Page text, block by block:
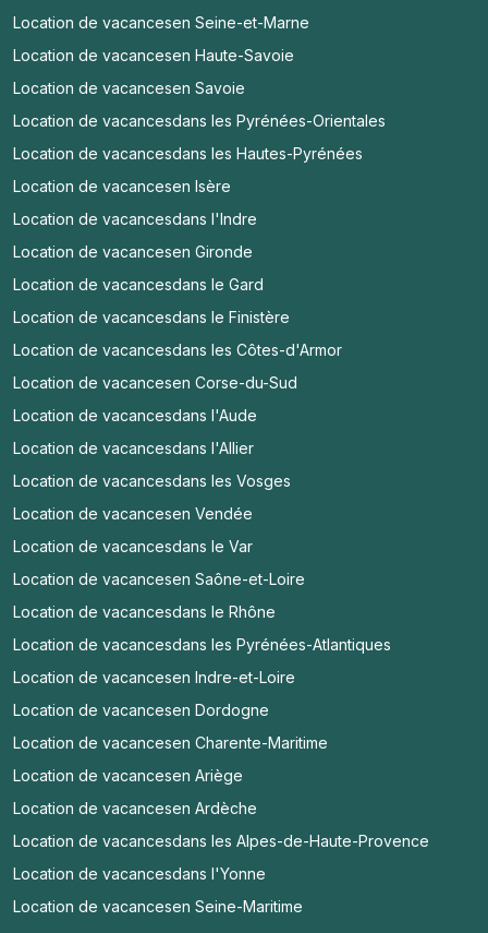
Location de vacancesen Seine-et-Marne
Location de vacancesen Haute-Savoie
Location de vacancesen Savoie
Location de vacancesdans les Pyrénées-Orientales
Location de vacancesdans les Hautes-Pyrénées
Location de vacancesen Isère
Location de vacancesdans l'Indre
Location de vacancesen Gironde
Location de vacancesdans le Gard
Location de vacancesdans le Finistère
Location de vacancesdans les Côtes-d'Armor
Location de vacancesen Corse-du-Sud
Location de vacancesdans l'Aude
Location de vacancesdans l'Allier
Location de vacancesdans les Vosges
Location de vacancesen Vendée
Location de vacancesdans le Var
Location de vacancesen Saône-et-Loire
Location de vacancesdans le Rhône
Location de vacancesdans les Pyrénées-Atlantiques
Location de vacancesen Indre-et-Loire
Location de vacancesen Dordogne
Location de vacancesen Charente-Maritime
Location de vacancesen Ariège
Location de vacancesen Ardèche
Location de vacancesdans les Alpes-de-Haute-Provence
Location de vacancesdans l'Yonne
Location de vacancesen Seine-Maritime